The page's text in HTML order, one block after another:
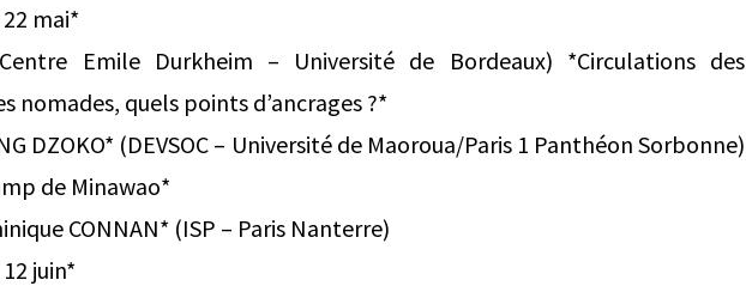
mai*
Emile Durkheim – Université de Bordeaux) *Circulations des
nomades, quels points d’ancrages ?*
DZOKO* (DEVSOC – Université de Maoroua/Paris 1 Panthéon Sorbonne)
de Minawao*
CONNAN* (ISP – Paris Nanterre)
juin*